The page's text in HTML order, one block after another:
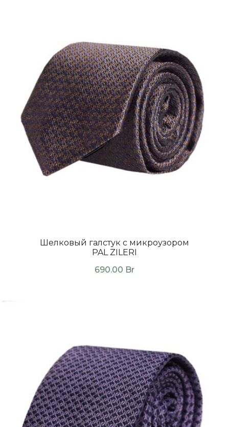
Шелковый галстук с микроузором
PAL ZILERI
690.00 Br